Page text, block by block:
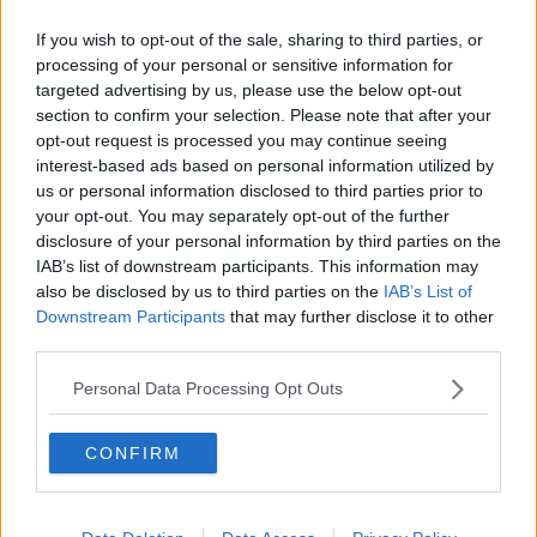
If you wish to opt-out of the sale, sharing to third parties, or
processing of your personal or sensitive information for
targeted advertising by us, please use the below opt-out
section to confirm your selection. Please note that after your
opt-out request is processed you may continue seeing
interest-based ads based on personal information utilized by
us or personal information disclosed to third parties prior to
your opt-out. You may separately opt-out of the further
disclosure of your personal information by third parties on the
IAB’s list of downstream participants. This information may
also be disclosed by us to third parties on the IAB’s List of
Downstream Participants that may further disclose it to other
Personal Data Processing Opt Outs
CONFIRM
4.4 - 480 Kartoffel porre suppe
3.6 - 5 Kartoffel-majssuppe
Kartoffelsuppe
3.2 - 5
Kartoffelsuppe med
græsk, marineret
oksekød
4.3
Kartoffelsuppe med
squash og porre
(Fedtfattig)
vegetarsuppe med
æggetråde
3.6 - 4 Kold porresuppe
2.8 2
Legeret løg eller